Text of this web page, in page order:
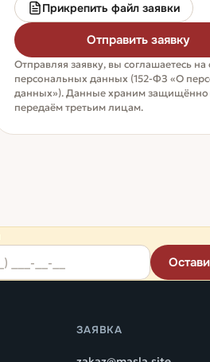
Прикрепить файл заявки
Отправить заявку
Отправляя заявку, вы соглашаетесь на
персональных данных (152-ФЗ «О
данных»). Данные храним защищённо
передаём третьим лицам.
ЗАЯВКА